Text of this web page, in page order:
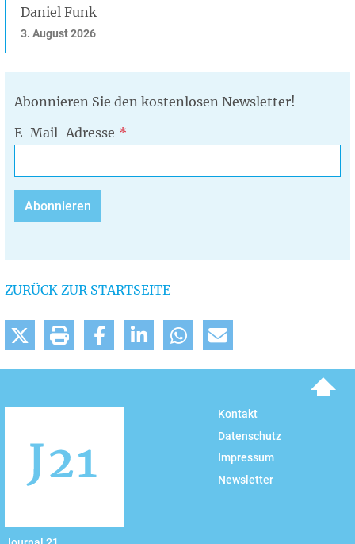
Daniel Funk
3. August 2026
Abonnieren Sie den kostenlosen Newsletter!
E-Mail-Adresse
ZURÜCK ZUR STARTSEITE
Kontakt
Datenschutz
Impressum
Newsletter